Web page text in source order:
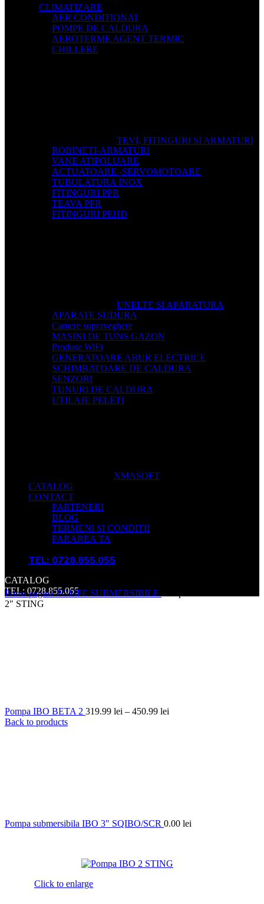
CLIMATIZARE
AER CONDITIONAT
POMPE DE CALDURA
AEROTERME AGENT TERMIC
CHILLERE
TEVI, FITINGURI SI ARMATURI
ROBINETI-ARMATURI
VANE ATIPOLUARE
ACTUATOARE -SERVOMOTOARE
TUBULATURA INOX
FITINGURI PPR
TEAVA PPR
FITINGURI PEHD
UNELTE SI APARATURA
APARATE SUDURA
Camere supraveghere
MASINI DE TUNS GAZON
Produse WiFi
GENERATOARE ABUR ELECTRICE
SCHIMBATOARE DE CALDURA
SENZORI
TUNURI DE CALDURA
UTILAJE PELETI
XMASOFT
CATALOG
CONTACT
PARTENERI
BLOG
TERMENI SI CONDITII
PARAREA TA
TEL: 0728.855.055
CATALOG
TEL: 0728.855.055
Prima paginăPOMPE SUBMERSIBILE
2″ STING
Pompa IBO BETA 2 319.99 lei – 450.99 lei
Back to products
Pompa submersibila IBO 3" SQIBO/SCR 0.00 lei
Click to enlarge